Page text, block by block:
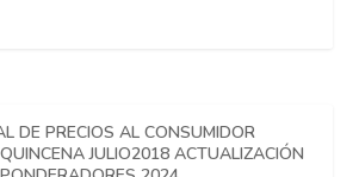
DE PRECIOS AL CONSUMIDOR
JULIO2018 ACTUALIZACIÓN